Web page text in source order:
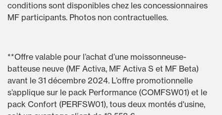
conditions sont disponibles chez les concessionnaires
MF participants. Photos non contractuelles.
**Offre valable pour l’achat d’une moissonneuse-
batteuse neuve (MF Activa, MF Activa S et MF Beta)
avant le 31 décembre 2024. L’offre promotionnelle
s’applique sur le pack Performance (COMFSW01) et le
pack Confort (PERFSW01), tous deux montés d'usine,